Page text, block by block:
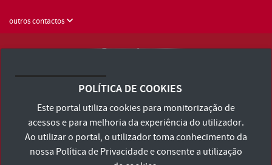
outros contactos
Consulte os Termos e Condições e Política de Privacidade
Declaração de Acessibilidade
POLÍTICA DE COOKIES
Este portal utiliza cookies para monitorização de
acessos e para melhoria da experiência do utilizador.
Ao utilizar o portal, o utilizador toma conhecimento da
nossa Política de Privacidadee consente a utilização